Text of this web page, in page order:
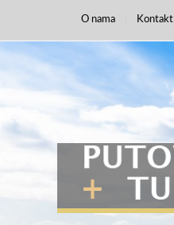
O nama Kontakt